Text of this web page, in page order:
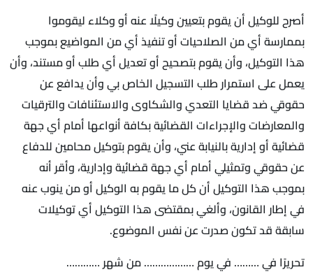
أصرح للوكيل أن يقوم بتعيين وكيلًا عنه أو وكلاء ليقوموا
بممارسة أي من الصلاحيات أو تنفيذ أي من المواضيع بموجب
هذا التوكيل، وأن يقوم بتصحيح أو تعديل أي طلب أو مستند، وأن
يعمل على استمرار طلب التسجيل الخاص بي وأن يدافع عن
حقوقي ضد قضايا التعدي والشكاوى والاستئنافات والترقيات
والمعارضات والإجراءات القضائية بكافة أنواعها أمام أي جهة
قضائية أو إدارية بالنيابة عني، وأن يقوم بتوكيل محامين للدفاع
عن حقوقي وتمثيلي أمام أي جهة قضائية وإدارية، وأقر أنه
بموجب هذا التوكيل أن كل ما يقوم به الوكيل أو من ينوب عنه
في إطار القانون، وألغي بمقتضى هذا التوكيل أي توكيلات
سابقة قد تكون صدرت عن نفس الموضوع.
تحريرًا في ……… في يوم ……………… من شهر …………